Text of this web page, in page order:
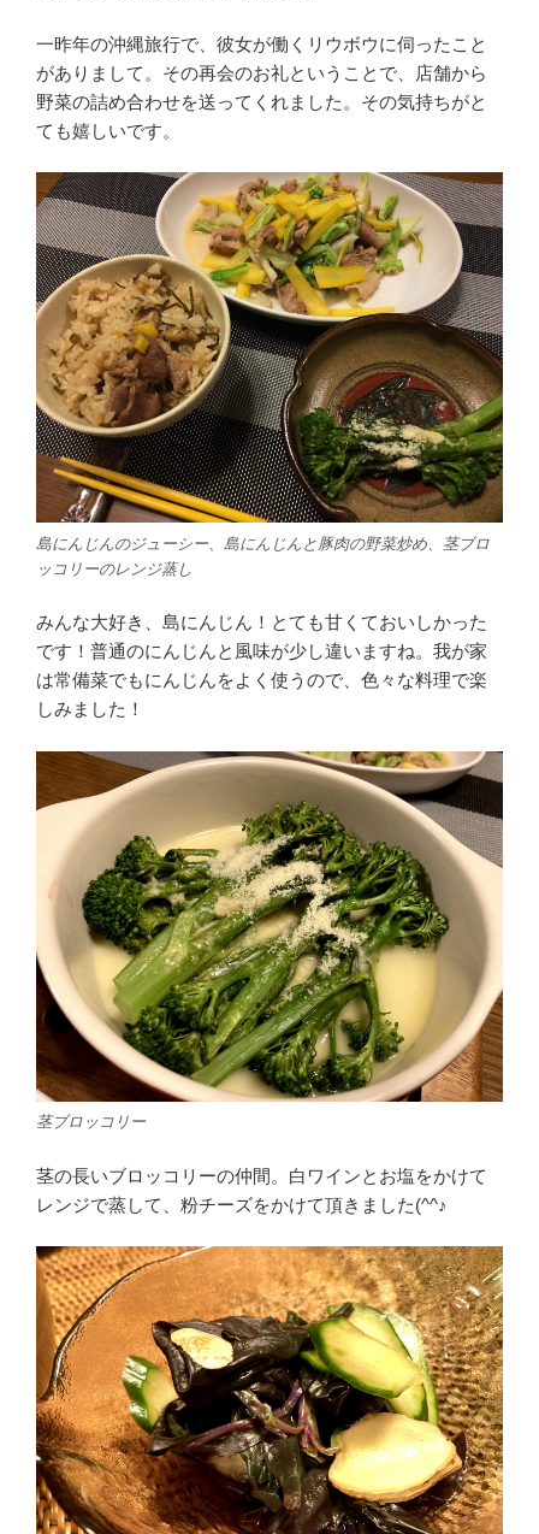
一昨年の沖縄旅行で、彼女が働くリウボウに伺ったこと
がありまして。その再会のお礼ということで、店舗から
野菜の詰め合わせを送ってくれました。その気持ちがと
ても嬉しいです。
島にんじんのジューシー、島にんじんと豚肉の野菜炒め、茎ブロ
ッコリーのレンジ蒸し
みんな大好き、島にんじん！とても甘くておいしかった
です！普通のにんじんと風味が少し違いますね。我が家
は常備菜でもにんじんをよく使うので、色々な料理で楽
しみました！
茎ブロッコリー
茎の長いブロッコリーの仲間。白ワインとお塩をかけて
レンジで蒸して、粉チーズをかけて頂きました(^^♪